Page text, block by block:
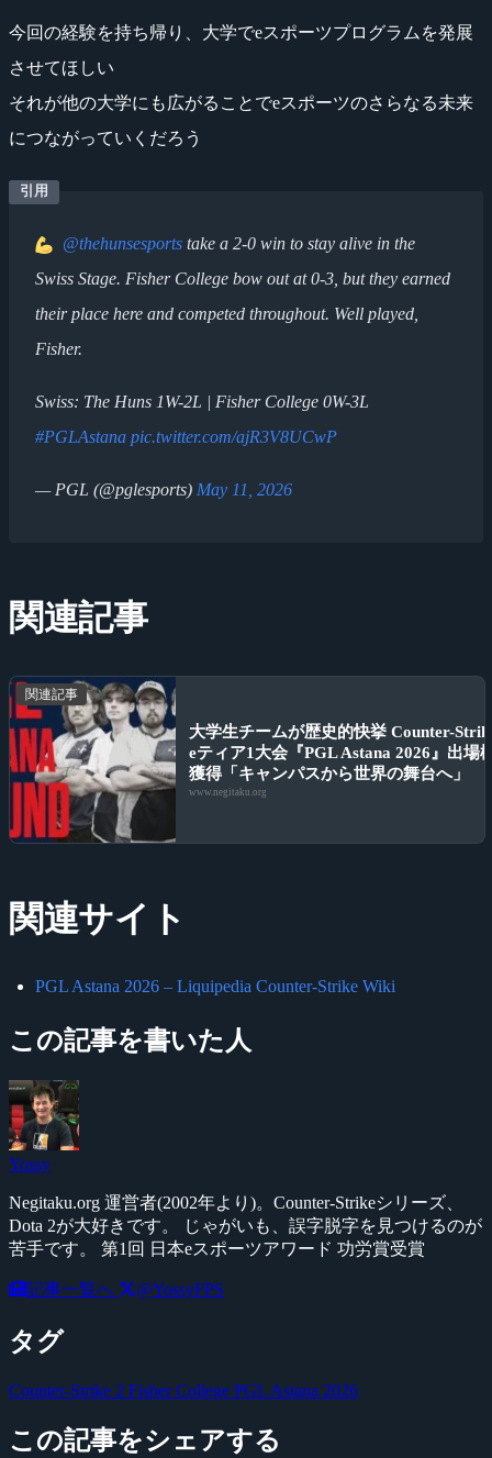
今回の経験を持ち帰り、大学でeスポーツプログラムを発展
させてほしい
それが他の大学にも広がることでeスポーツのさらなる未来
につながっていくだろう
@thehunsesportstake a 2-0 win to stay alive in the
Swiss Stage. Fisher College bow out at 0-3, but they earned
their place here and competed throughout. Well played,
Fisher.
Swiss: The Huns 1W-2L | Fisher College 0W-3L
#PGLAstana pic.twitter.com/ajR3V8UCwP
— PGL (@pglesports) May 11, 2026
関連記事
関連記事
大学生チームが歴史的快挙 Counter-Strik
eティア1大会『PGL Astana 2026』出場
獲得「キャンパスから世界の舞台へ」
www.negitaku.org
関連サイト
PGL Astana 2026 – Liquipedia Counter-Strike Wiki
この記事を書いた人
Yossy
Negitaku.org 運営者(2002年より)。Counter-Strikeシリーズ、
Dota 2が大好きです。 じゃがいも、誤字脱字を見つけるのが
苦手です。 第1回 日本eスポーツアワード 功労賞受賞
記事一覧へ @YossyFPS
タグ
Counter-Strike 2 Fisher College PGL Astana 2026
この記事をシェアする